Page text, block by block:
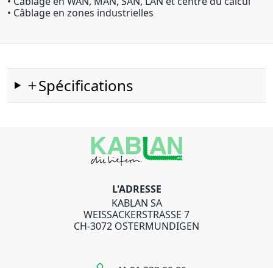
• Câblage en zones industrielles
Spécifications
L'ADRESSE
KABLAN SA
WEISSACKERSTRASSE 7
CH-3072 OSTERMUNDIGEN